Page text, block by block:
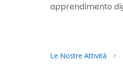
apprendimento
Le Nostre Attività >